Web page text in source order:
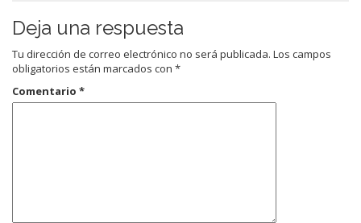
Deja una respuesta
Tu dirección de correo electrónico no será publicada. Los campos
obligatorios están marcados con *
Comentario *